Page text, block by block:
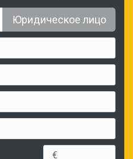
Юридическое лицо